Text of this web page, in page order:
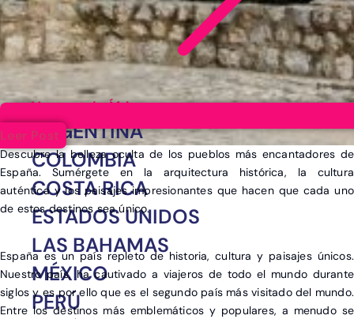
Ver post de África
ARGENTINA
COLOMBIA
COSTA RICA
ESTADOS UNIDOS
LAS BAHAMAS
MÉXICO
PERÚ
Leer Post
Descubre la belleza oculta de los pueblos más encantadores de
España. Sumérgete en la arquitectura histórica, la cultura
auténtica y los paisajes impresionantes que hacen que cada uno
de estos destinos sea único.
España es un país repleto de historia, cultura y paisajes únicos.
Nuestro país, ha cautivado a viajeros de todo el mundo durante
siglos y es por ello que es el segundo país más visitado del mundo.
Entre los destinos más emblemáticos y populares, a menudo se